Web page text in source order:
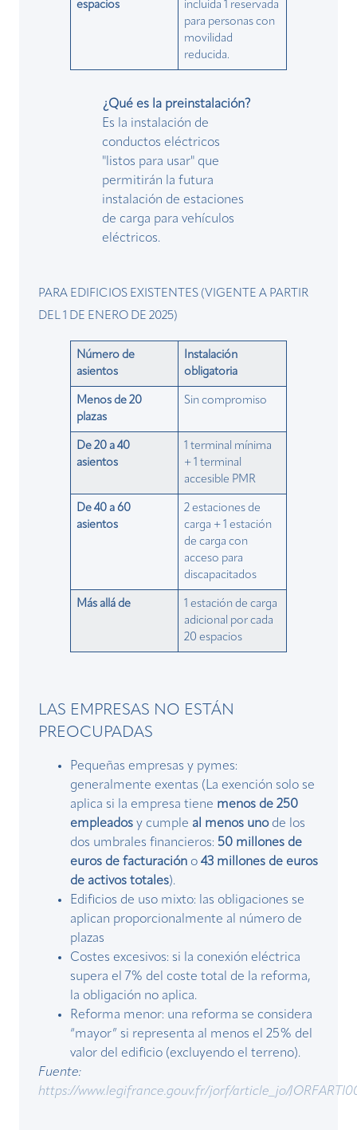
espacios
incluida 1 reservada
para personas con
movilidad
reducida.
¿Qué es la preinstalación?
Es la instalación de
conductos eléctricos
"listos para usar" que
permitirán la futura
instalación de estaciones
de carga para vehículos
eléctricos.
PARA EDIFICIOS EXISTENTES (VIGENTE A PARTIR
DEL 1 DE ENERO DE 2025)
Número de
asientos
Instalación
obligatoria
Menos de 20
plazas
Sin compromiso
De 20 a 40
asientos
1 terminal mínima
+ 1 terminal
accesible PMR
De 40 a 60
asientos
2 estaciones de
carga + 1 estación
de carga con
acceso para
discapacitados
Más allá de
1 estación de carga
adicional por cada
20 espacios
LAS EMPRESAS NO ESTÁN
PREOCUPADAS
Pequeñas empresas y pymes:
generalmente exentas (La exención solo se
aplica si la empresa tiene menos de 250
empleados y cumple al menos unode los
dos umbrales financieros: 50 millones de
euros de facturación o 43 millones de euros
de activos totales).
Edificios de uso mixto: las obligaciones se
aplican proporcionalmente al número de
plazas
Costes excesivos: si la conexión eléctrica
supera el 7% del coste total de la reforma,
la obligación no aplica.
Reforma menor: una reforma se considera
“mayor” si representa al menos el 25% del
valor del edificio (excluyendo el terreno).
Fuente:
https://www.legifrance.gouv.fr/jorf/article_jo/